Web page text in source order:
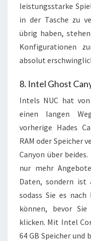
leistungsstarke
in der Tasche zu
übrig haben,
Konfigurationen
absolut
8. Intel Ghost
Intels NUC hat von
einen langen
vorherige Hades
RAM oder Speicher
Canyon über beides.
nur mehr
Daten, sondern ist
sodass Sie es nach
können, bevor
klicken. Mit Intel
64 GB Speicher und